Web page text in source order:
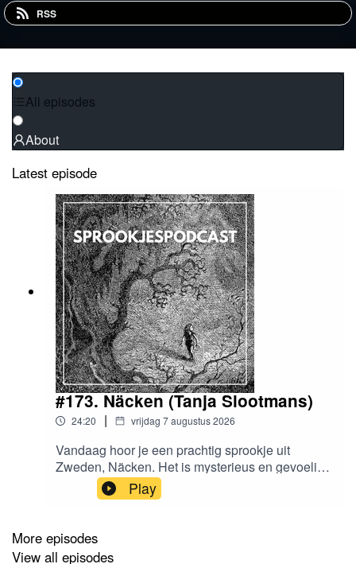
RSS
All episodes
About
Latest episode
#173. Näcken (Tanja Slootmans)
24:20 | vrijdag 7 augustus 2026
Vandaag hoor je een prachtig sprookje uit
Zweden, Näcken. Het is mysterieus en gevoelig.
Tragisch en hoopvol. Weemoedig en vrolijk… de
sfeer is prachtig. En dit is wat mij betreft waar
serie. Hier vind je trouwens het schilderij.--OVER
DE GASTPodcastmaker Tanja Slootmans
Play
More episodes
View all episodes